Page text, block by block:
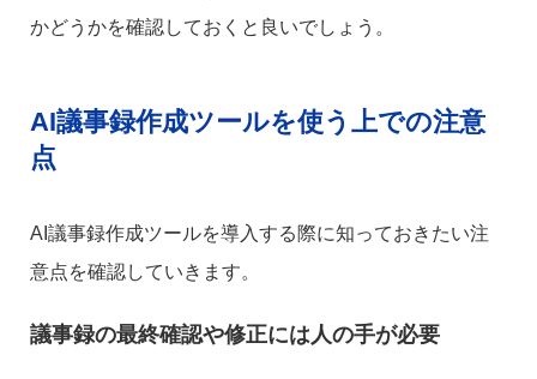
かどうかを確認しておくと良いでしょう。
AI議事録作成ツールを使う上での注意
点
AI議事録作成ツールを導入する際に知っておきたい注
意点を確認していきます。
議事録の最終確認や修正には人の手が必要